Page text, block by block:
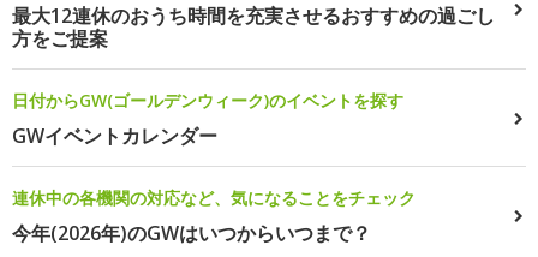
最大12連休のおうち時間を充実させるおすすめの過ごし
方をご提案
日付からGW(ゴールデンウィーク)のイベントを探す
GWイベントカレンダー
連休中の各機関の対応など、気になることをチェック
今年(2026年)のGWはいつからいつまで？